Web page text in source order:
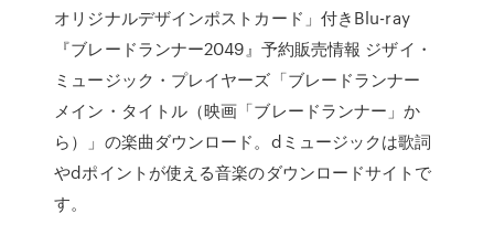
オリジナルデザインポストカード」付きBlu-ray
『ブレードランナー2049』予約販売情報 ジザイ・
ミュージック・プレイヤーズ「ブレードランナー
メイン・タイトル（映画「ブレードランナー」か
ら）」の楽曲ダウンロード。dミュージックは歌詞
やdポイントが使える音楽のダウンロードサイトで
す。